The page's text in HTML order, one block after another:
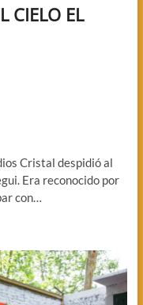
CIELO EL
Cristal despidió al
Era reconocido por
con…